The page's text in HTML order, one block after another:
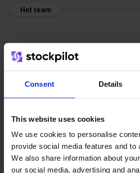
Consent Details
This website uses cookies
We use cookies to personalise
provide social media features and to
We also share information about
our social media, advertising and
Het team